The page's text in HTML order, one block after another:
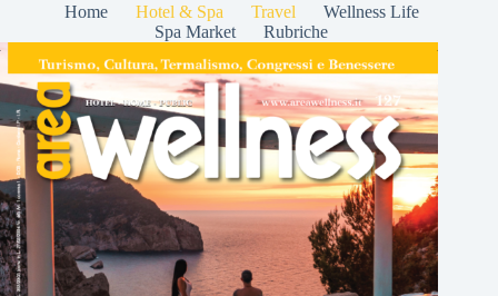
Home Hotel & Spa Travel
Wellness Life
Spa Market
Rubriche